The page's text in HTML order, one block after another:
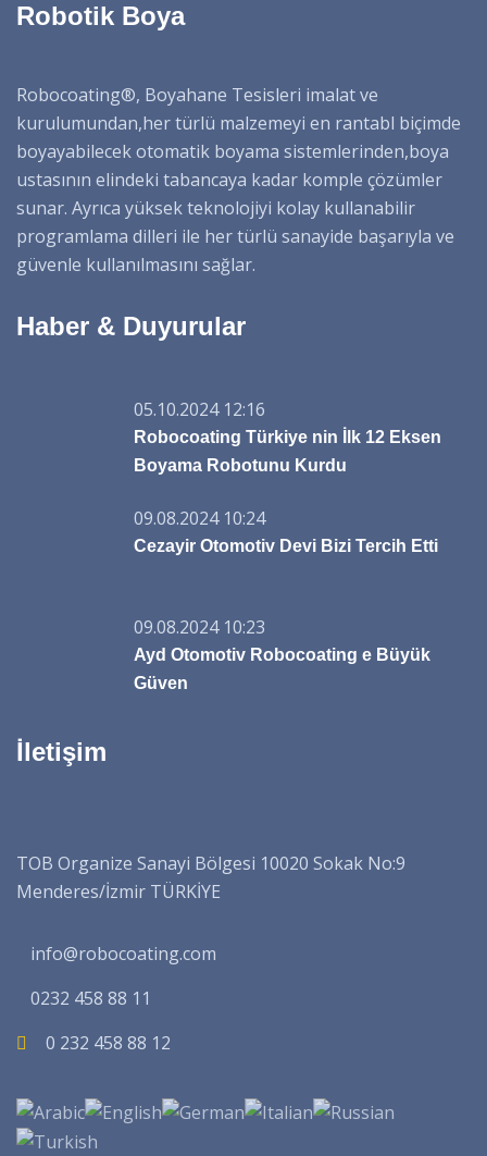
Robotik Boya
Robocoating®, Boyahane Tesisleri imalat ve
kurulumundan,her türlü malzemeyi en rantabl biçimde
boyayabilecek otomatik boyama sistemlerinden,boya
ustasının elindeki tabancaya kadar komple çözümler
sunar. Ayrıca yüksek teknolojiyi kolay kullanabilir
programlama dilleri ile her türlü sanayide başarıyla ve
güvenle kullanılmasını sağlar.
Haber & Duyurular
05.10.2024 12:16
Robocoating Türkiye nin İlk 12 Eksen
Boyama Robotunu Kurdu
09.08.2024 10:24
Cezayir Otomotiv Devi Bizi Tercih Etti
09.08.2024 10:23
Ayd Otomotiv Robocoating e Büyük
Güven
İletişim
TOB Organize Sanayi Bölgesi 10020 Sokak No:9
Menderes/İzmir TÜRKİYE
info@robocoating.com
0232 458 88 11
0 232 458 88 12